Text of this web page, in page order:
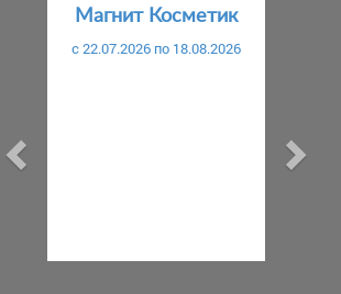
Магнит Косметик
c 22.07.2026 по 18.08.2026